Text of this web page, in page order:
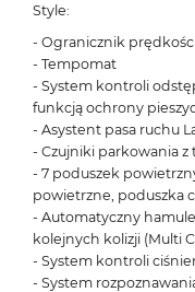
Style:
- Ogranicznik
- Tempomat
- System kontroli
funkcją ochrony
- Asystent pasa ruchu
- Czujniki parkowania z
- 7 poduszek
powietrzne, poduszka
- Automatyczny
kolejnych kolizji (Multi
- System kontroli
- System